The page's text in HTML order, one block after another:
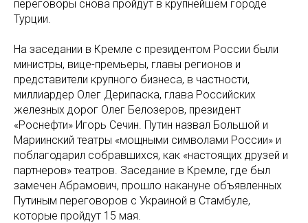
переговоры снова пройдут в крупнейшем городе
Турции.
На заседании в Кремле с президентом России были
министры, вице-премьеры, главы регионов и
представители крупного бизнеса, в частности,
миллиардер Олег Дерипаска, глава Российских
железных дорог Олег Белозеров, президент
«Роснефти» Игорь Сечин. Путин назвал Большой и
Мариинский театры «мощными символами России» и
поблагодарил собравшихся, как «настоящих друзей и
партнеров» театров. Заседание в Кремле, где был
замечен Абрамович, прошло накануне объявленных
Путиным переговоров с Украиной в Стамбуле,
которые пройдут 15 мая.